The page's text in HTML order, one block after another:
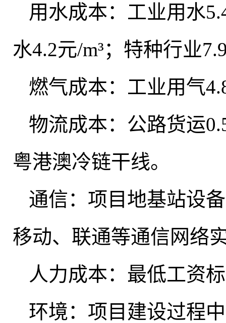
用水成本：工业用水
水4.2元/m³；特种行业
燃气成本：工业用气
物流成本：公路货运
粤港澳冷链干线。
通信：项目地基站设
移动、联通等通信网络
人力成本：最低工资
环境：项目建设过程